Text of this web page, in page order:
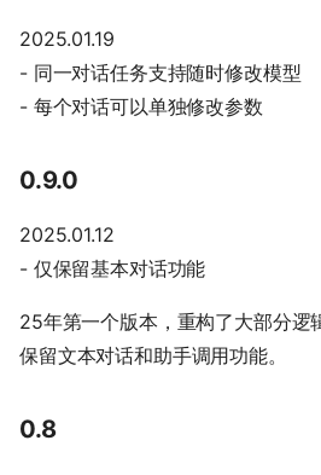
2025.01.19
- 同一对话任务支持随时修改模型
- 每个对话可以单独修改参数
0.9.0
2025.01.12
- 仅保留基本对话功能
25年第一个版本，重构了大部分逻
保留文本对话和助手调用功能。
0.8